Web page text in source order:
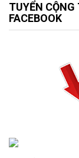
TUYỂN
FACEBOOK